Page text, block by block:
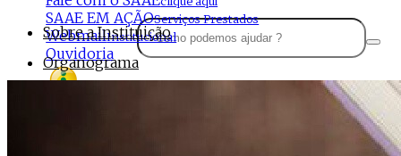
SAAE EM AÇÃOServiços Prestados
WebmailInstitucional
Ouvidoria
Sobre a Instituição
Organograma